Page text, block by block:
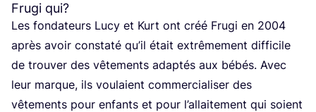
Frugi qui?
Les fon­da­teurs Lucy et Kurt ont créé Fru­gi en 2004
après avoir consta­té qu’il était extrê­me­ment dif­fi­cile
de trou­ver des vête­ments adap­tés aux bébés. Avec
leur marque, ils vou­laient com­mer­cia­li­ser des
vête­ments pour enfants et pour l’al­lai­te­ment qui soient